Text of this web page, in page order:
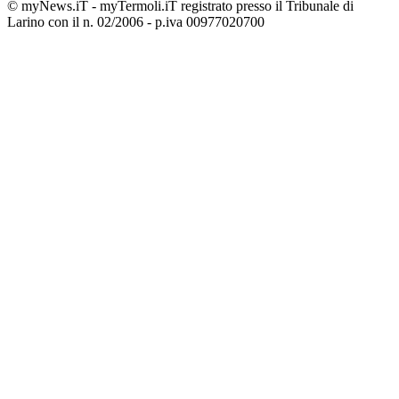
© myNews.iT - myTermoli.iT registrato presso il Tribunale di
Larino con il n. 02/2006 - p.iva 00977020700